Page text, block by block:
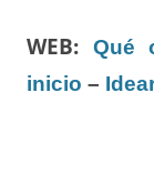
WEB: Qué
inicio –